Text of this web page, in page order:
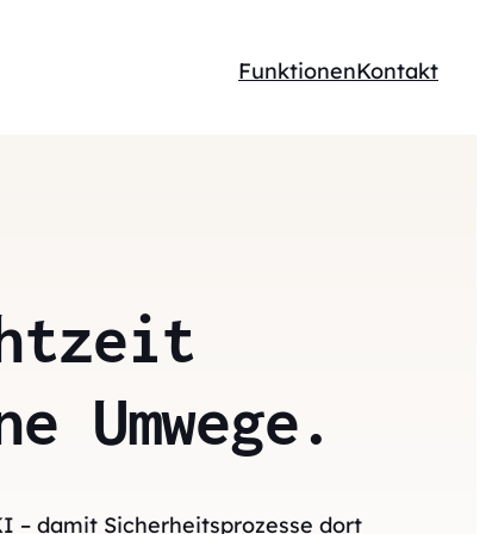
FunktionenKontakt
Umwege.
– damit Sicherheitsprozesse dort